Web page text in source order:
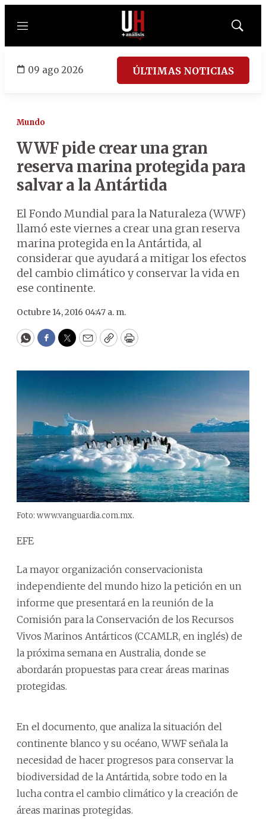
Menú
Mostrar
09 ago 2026 ÚLTIMAS NOTICIAS
Mundo
WWF pide crear una gran
reserva marina protegida para
salvar a la Antártida
El Fondo Mundial para la Naturaleza (WWF)
llamó este viernes a crear una gran reserva
marina protegida en la Antártida, al
considerar que ayudará a mitigar los efectos
del cambio climático y conservar la vida en
ese continente.
Octubre 14, 2016 04:47 a. m.
WhatsApp
Facebook
Twitter
EmailCopyPrint
Foto: www.vanguardia.com.mx.
EFE
La mayor organización conservacionista
independiente del mundo hizo la petición en un
informe que presentará en la reunión de la
Comisión para la Conservación de los Recursos
Vivos Marinos Antárticos (CCAMLR, en inglés) de
la próxima semana en Australia, donde se
abordarán propuestas para crear áreas marinas
protegidas.
En el documento, que analiza la situación del
continente blanco y su océano, WWF señala la
necesidad de hacer progresos para conservar la
biodiversidad de la Antártida, sobre todo en la
lucha contra el cambio climático y la creación de
áreas marinas protegidas.